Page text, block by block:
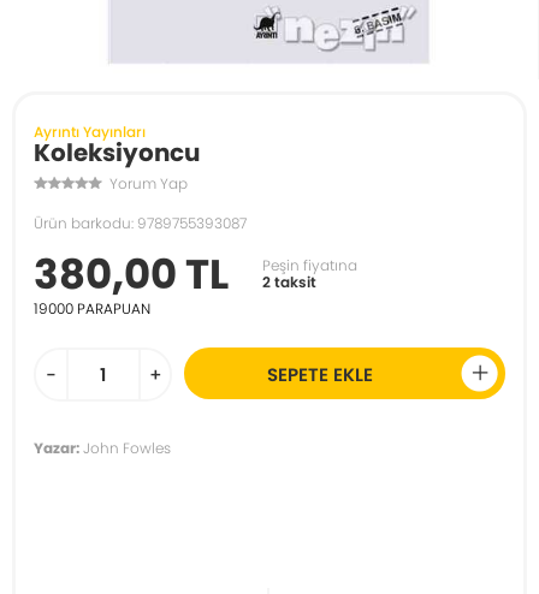
Ayrıntı Yayınları
Koleksiyoncu
Yorum Yap
Ürün barkodu: 9789755393087
380,00 TL
Peşin fiyatına
2 taksit
19000 PARAPUAN
- + SEPETE EKLE
Yazar:John Fowles